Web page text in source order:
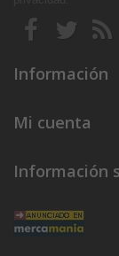
Información
Mi cuenta
Información